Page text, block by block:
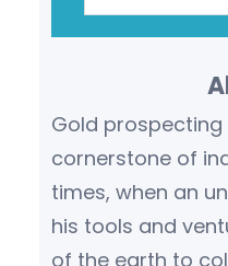
h
Gold
cornerstone of
times, when an
his tools and
of the earth to